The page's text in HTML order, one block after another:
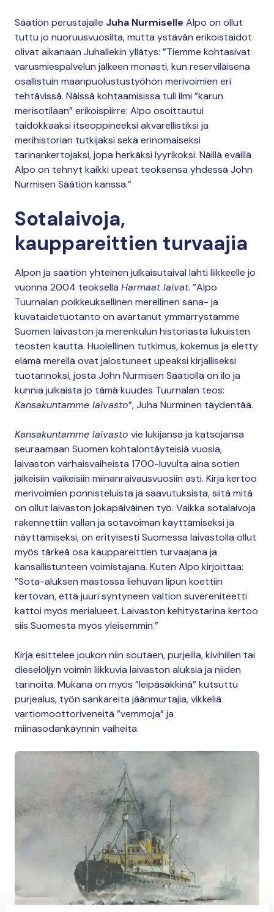
Säätiön perustajalle Juha Nurmiselle Alpo on ollut
tuttu jo nuoruusvuosilta, mutta ystävän erikoistaidot
olivat aikanaan Juhallekin yllätys: ”Tiemme kohtasivat
varusmiespalvelun jälkeen monasti, kun reserviläisenä
osallistuin maanpuolustustyöhön merivoimien eri
tehtävissä. Näissä kohtaamisissa tuli ilmi ”karun
merisotilaan” erikoispiirre: Alpo osoittautui
taidokkaaksi itseoppineeksi akvarellistiksi ja
merihistorian tutkijaksi sekä erinomaiseksi
tarinankertojaksi, jopa herkäksi lyyrikoksi. Näillä eväillä
Alpo on tehnyt kaikki upeat teoksensa yhdessä John
Nurmisen Säätiön kanssa.”
Sotalaivoja,
kauppareittien turvaajia
Alpon ja säätiön yhteinen julkaisutaival lähti liikkeelle jo
vuonna 2004 teoksella Harmaat laivat. ”Alpo
Tuurnalan poikkeuksellinen merellinen sana- ja
kuvataidetuotanto on avartanut ymmärrystämme
Suomen laivaston ja merenkulun historiasta lukuisten
teosten kautta. Huolellinen tutkimus, kokemus ja eletty
elämä merellä ovat jalostuneet upeaksi kirjalliseksi
tuotannoksi, josta John Nurmisen Säätiöllä on ilo ja
kunnia julkaista jo tämä kuudes Tuurnalan teos:
Kansakuntamme laivasto”, Juha Nurminen täydentää.
Kansakuntamme laivasto vie lukijansa ja katsojansa
seuraamaan Suomen kohtalontäyteisiä vuosia,
laivaston varhaisvaiheista 1700-luvulta aina sotien
jälkeisiin vaikeisiin miinanraivausvuosiin asti. Kirja kertoo
merivoimien ponnisteluista ja saavutuksista, siitä mitä
on ollut laivaston jokapäiväinen työ. Vaikka sotalaivoja
rakennettiin vallan ja sotavoiman käyttämiseksi ja
näyttämiseksi, on erityisesti Suomessa laivastolla ollut
myös tärkeä osa kauppareittien turvaajana ja
kansallistunteen voimistajana. Kuten Alpo kirjoittaa:
”Sota-aluksen mastossa liehuvan lipun koettiin
kertovan, että juuri syntyneen valtion suvereniteetti
kattoi myös merialueet. Laivaston kehitystarina kertoo
siis Suomesta myös yleisemmin.”
Kirja esittelee joukon niin soutaen, purjeilla, kivihiilen tai
dieselöljyn voimin liikkuvia laivaston aluksia ja niiden
tarinoita. Mukana on myös ”leipäsäkkinä” kutsuttu
purjealus, työn sankareita jäänmurtajia, vikkeliä
vartiomoottoriveneitä ”vemmoja” ja
miinasodankäynnin vaiheita.